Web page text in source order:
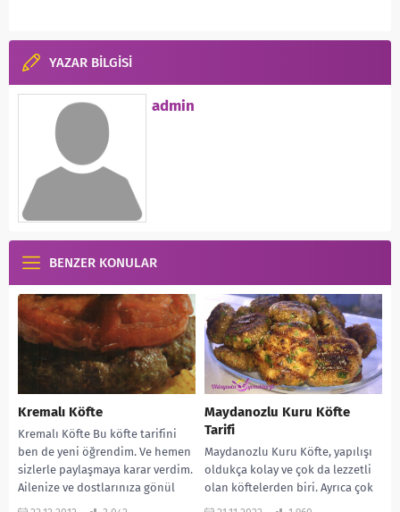
YAZAR BİLGİSİ
admin
BENZER KONULAR
Kremalı Köfte
Kremalı Köfte Bu köfte tarifini
ben de yeni öğrendim. Ve hemen
sizlerle paylaşmaya karar verdim.
Ailenize ve dostlarınıza gönül
rahatlığı...
Maydanozlu Kuru Köfte
Tarifi
Maydanozlu Kuru Köfte, yapılışı
oldukça kolay ve çok da lezzetli
olan köftelerden biri. Ayrıca çok
da doyurucu oluyor. Maydanoz,